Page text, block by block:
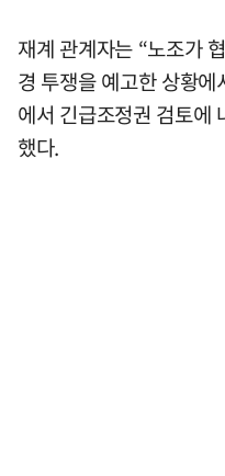
재계 관계자는 “노조가
경 투쟁을 예고한 상황
에서 긴급조정권 검토에
했다.